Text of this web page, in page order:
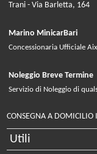
Trani - Via Barletta, 164
Marino MinicarBari
Concessionaria Ufficiale
Noleggio Breve Termine
Servizio di Noleggio di
CONSEGNA A DOMICILIO
Utili